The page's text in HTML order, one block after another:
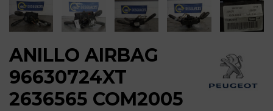
ANILLO AIRBAG
96630724XT
2636565 COM2005